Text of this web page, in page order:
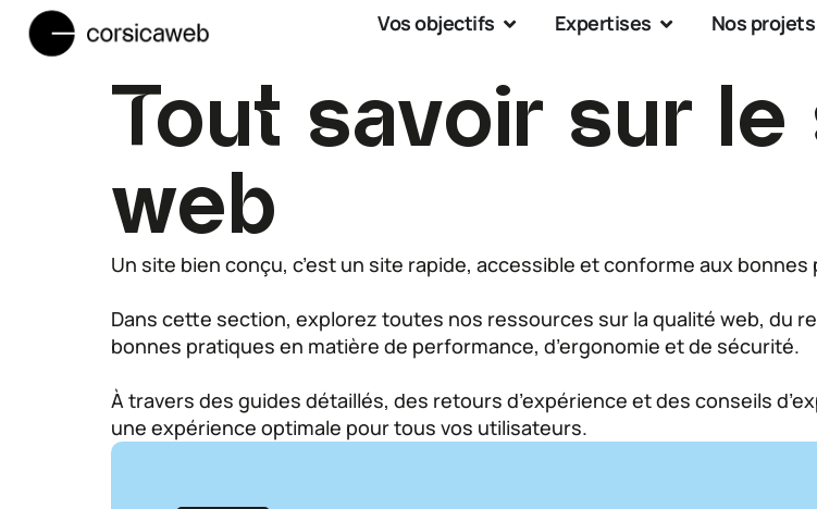
Vos objectifs Expertises Nos projets
Tout savoir sur
web
Un site bien conçu, c’est un site rapide, accessible et conforme aux
Dans cette section, explorez toutes nos ressources sur la qualité web, du
bonnes pratiques en matière de performance, d’ergonomie et de sécurité.
À travers des guides détaillés, des retours d’expérience et des conseils
une expérience optimale pour tous vos utilisateurs.